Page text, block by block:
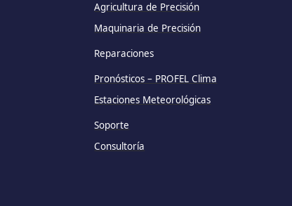
Agricultura de Precisión
Maquinaria de Precisión
Reparaciones
Pronósticos – PROFEL Clima
Estaciones Meteorológicas
Soporte
Consultoría